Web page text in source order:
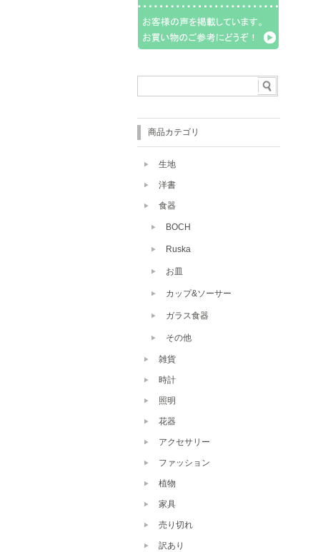
商品カテゴリ
生地
洋書
食器
BOCH
Ruska
お皿
カップ&ソーサー
ガラス食器
その他
雑貨
時計
照明
花器
アクセサリー
ファッション
植物
家具
売り切れ
訳あり